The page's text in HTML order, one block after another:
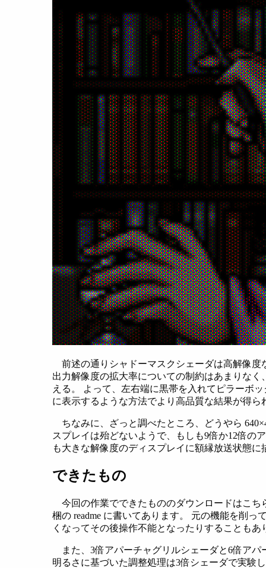
前述の通りシャドーマスクシェーダは高解像
出力解像度の拡大率についての制約はあまりな
える。 よって、左右端に黒帯を入れてピラーボ
に表示するような方法でより高品質な結果が得ら
ちなみに、ざっと調べたところ、どうやら
スプレイは殆どないようで、もしも9倍か12倍の
も大きな解像度のディスプレイに額縁放送状態
できたもの
今回の作業でできたもののダウンロードはこ
梱の readme に書いてあります。 元の機能を削
くなってその後操作不能となったりすることも
また、3倍アパーチャグリルシェーダと6倍ア
明るさに基づいた調整処理は3倍シェーダで実験